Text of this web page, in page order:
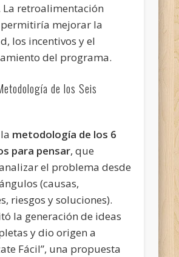
La retroalimentación
mejorar la
los incentivos y el
del programa.
de los Seis
metodología de los 6
para pensar, que
el problema desde
(causas,
riesgos y soluciones).
la generación de ideas
y dio origen a
Fácil”, una propuesta